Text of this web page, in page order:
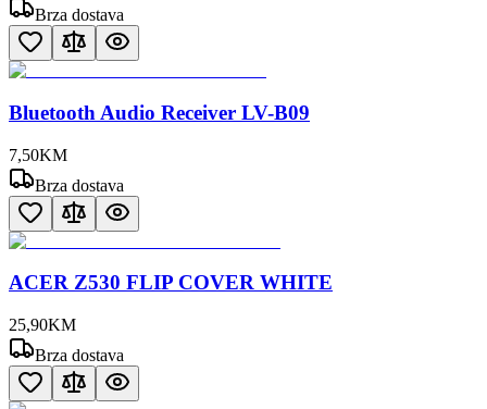
Brza dostava
Bluetooth Audio Receiver LV-B09
7,50KM
Brza dostava
ACER Z530 FLIP COVER WHITE
25,90KM
Brza dostava